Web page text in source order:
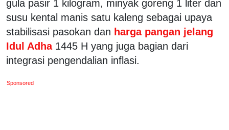
gula pasir 1 kilogram, minyak goreng 1 liter dan
susu kental manis satu kaleng sebagai upaya
stabilisasi pasokan dan harga pangan jelang
Idul Adha 1445 H yang juga bagian dari
integrasi pengendalian inflasi.
Sponsored